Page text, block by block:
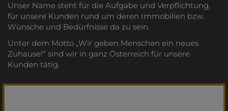
Unser Name steht für die Aufgabe und Verpflichtung,
für unsere Kunden rund um deren Immobilien bzw.
Wünsche und Bedürfnisse da zu sein.
Unter dem Motto „Wir geben Menschen ein neues
Zuhause!“ sind wir in ganz Österreich für unsere
Kunden tätig.